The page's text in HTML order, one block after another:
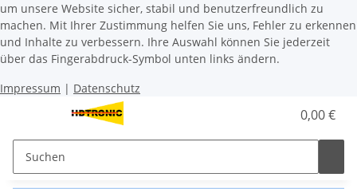
um unsere Website sicher, stabil und benutzerfreundlich zu
machen. Mit Ihrer Zustimmung helfen Sie uns, Fehler zu erkennen
und Inhalte zu verbessern. Ihre Auswahl können Sie jederzeit
über das Fingerabdruck-Symbol unten links ändern.
Impressum | Datenschutz
0,00 €